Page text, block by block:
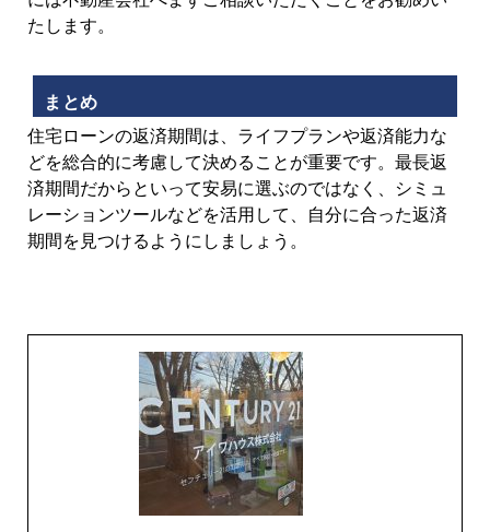
たします。
まとめ
住宅ローンの返済期間は、ライフプランや返済能力な
どを総合的に考慮して決めることが重要です。最長返
済期間だからといって安易に選ぶのではなく、シミュ
レーションツールなどを活用して、自分に合った返済
期間を見つけるようにしましょう。